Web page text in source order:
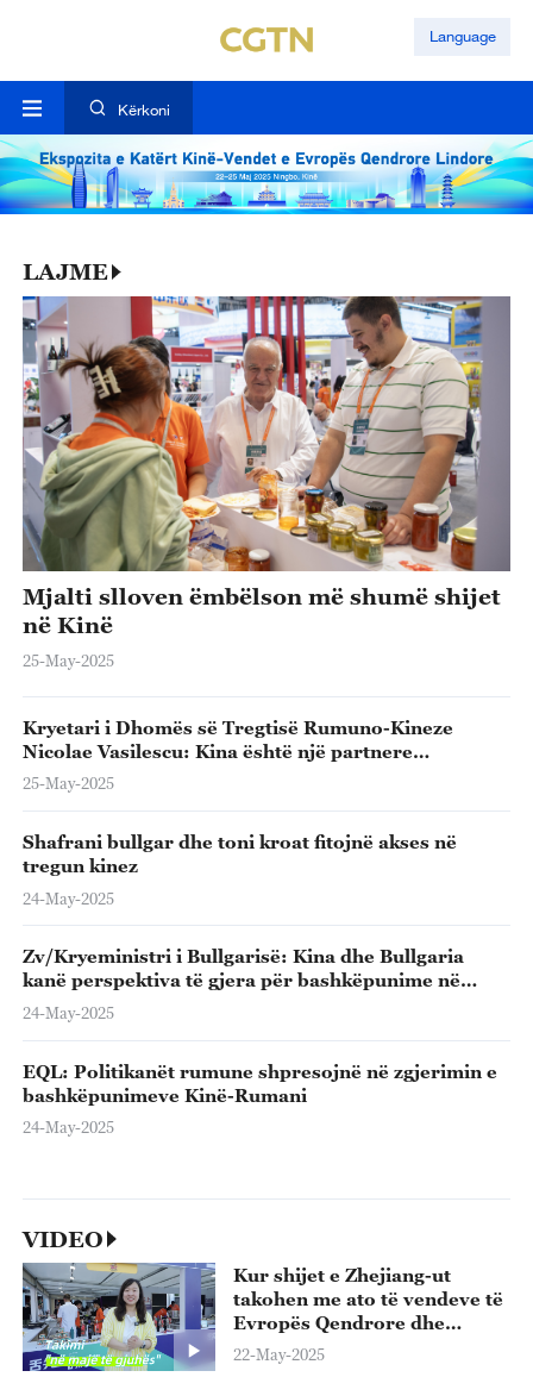
Language
Kërkoni
LAJME
Mjalti slloven ëmbëlson më shumë shijet
në Kinë
25-May-2025
Kryetari i Dhomës së Tregtisë Rumuno-Kineze
Nicolae Vasilescu: Kina është një partnere
ekonomike e besueshme e botës
25-May-2025
Shafrani bullgar dhe toni kroat fitojnë akses në
tregun kinez
24-May-2025
Zv/Kryeministri i Bullgarisë: Kina dhe Bullgaria
kanë perspektiva të gjera për bashkëpunime në
fusha të ndryshme
24-May-2025
EQL: Politikanët rumune shpresojnë në zgjerimin e
bashkëpunimeve Kinë-Rumani
24-May-2025
VIDEO
Kur shijet e Zhejiang-ut
takohen me ato të vendeve të
Evropës Qendrore dhe
Lindore
22-May-2025